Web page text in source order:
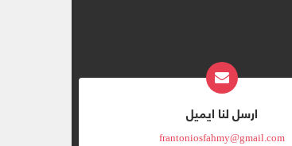
ارسل لنا ايميل
frantoniosfahmy@gmail.com